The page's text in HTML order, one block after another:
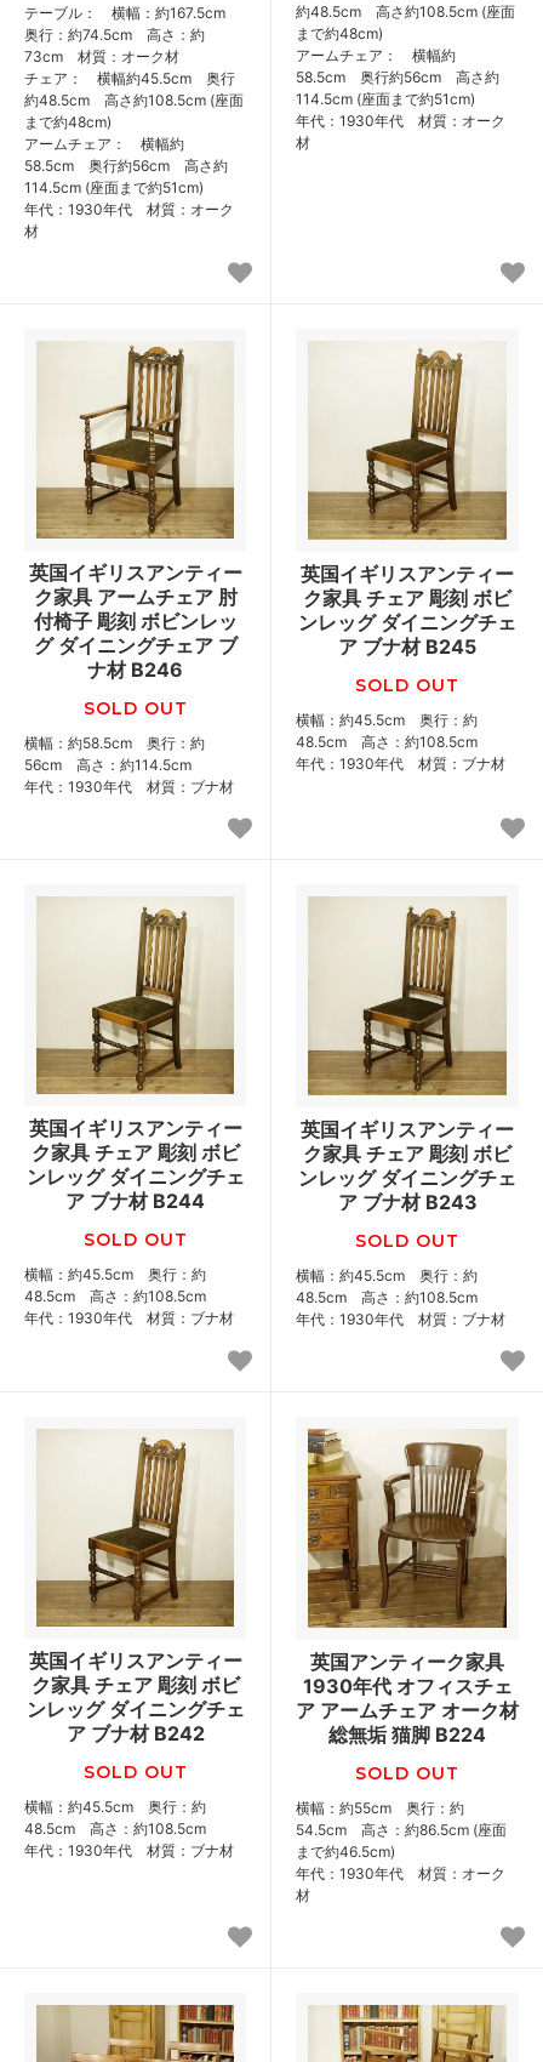
テーブル： 横幅：約167.5cm
奥行：約74.5cm 高さ：約
73cm 材質：オーク材
チェア： 横幅約45.5cm 奥行
約48.5cm 高さ約108.5cm (座面
まで約48cm)
アームチェア： 横幅約
58.5cm 奥行約56cm 高さ約
114.5cm (座面まで約51cm)
年代：1930年代 材質：オーク
材
約48.5cm 高さ約108.5cm (座面
まで約48cm)
アームチェア： 横幅約
58.5cm 奥行約56cm 高さ約
114.5cm (座面まで約51cm)
年代：1930年代 材質：オーク
材
英国イギリスアンティー
ク家具 アームチェア 肘
付椅子 彫刻 ボビンレッ
グ ダイニングチェア ブ
ナ材 B246
SOLD OUT
横幅：約58.5cm 奥行：約
56cm 高さ：約114.5cm
年代：1930年代 材質：ブナ材
英国イギリスアンティー
ク家具 チェア 彫刻 ボビ
ンレッグ ダイニングチェ
ア ブナ材 B245
SOLD OUT
横幅：約45.5cm 奥行：約
48.5cm 高さ：約108.5cm
年代：1930年代 材質：ブナ材
英国イギリスアンティー
ク家具 チェア 彫刻 ボビ
ンレッグ ダイニングチェ
ア ブナ材 B244
SOLD OUT
横幅：約45.5cm 奥行：約
48.5cm 高さ：約108.5cm
年代：1930年代 材質：ブナ材
英国イギリスアンティー
ク家具 チェア 彫刻 ボビ
ンレッグ ダイニングチェ
ア ブナ材 B243
SOLD OUT
横幅：約45.5cm 奥行：約
48.5cm 高さ：約108.5cm
年代：1930年代 材質：ブナ材
英国イギリスアンティー
ク家具 チェア 彫刻 ボビ
ンレッグ ダイニングチェ
ア ブナ材 B242
SOLD OUT
横幅：約45.5cm 奥行：約
48.5cm 高さ：約108.5cm
年代：1930年代 材質：ブナ材
英国アンティーク家具
1930年代 オフィスチェ
ア アームチェア オーク材
総無垢 猫脚 B224
SOLD OUT
横幅：約55cm 奥行：約
54.5cm 高さ：約86.5cm (座面
まで約46.5cm)
年代：1930年代 材質：オーク
材